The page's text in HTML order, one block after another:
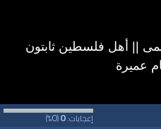
|| أهل فلسطين ثابتون
عميرة
إعجابات:0
(
0
%)